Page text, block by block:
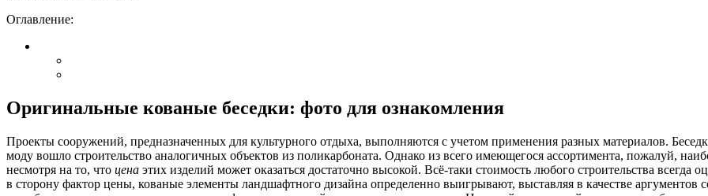
Оглавление:
Оригинальные кованые беседки: фото для ознакомления
Проекты сооружений, предназначенных для культурного отдыха, выполняются с учетом применения разных материалов.
моду вошло строительство аналогичных объектов из поликарбоната. Однако из всего имеющегося ассортимента, пожалуй,
несмотря на то, что цена этих изделий может оказаться достаточно высокой. Всё-таки стоимость любого строительства
в сторону фактор цены, кованые элементы ландшафтного дизайна определенно выигрывают, выставляя в качестве аргументов